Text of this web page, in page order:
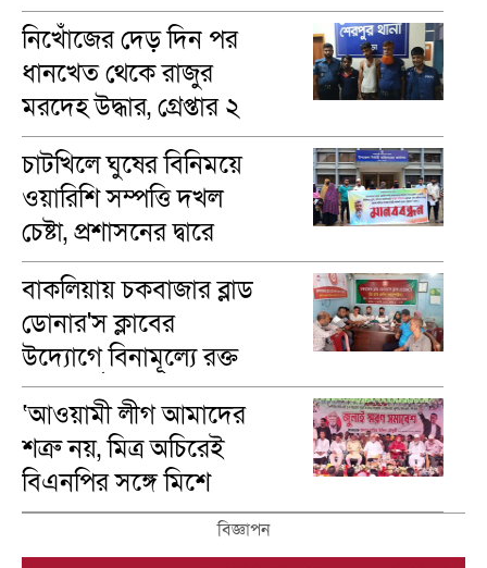
নিখোঁজের দেড় দিন পর
ধানখেত থেকে রাজুর
মরদেহ উদ্ধার, গ্রেপ্তার ২
চাটখিলে ঘুষের বিনিময়ে
ওয়ারিশি সম্পত্তি দখল
চেষ্টা, প্রশাসনের দ্বারে
ভুক্তভোগীরা
বাকলিয়ায় চকবাজার ব্লাড
ডোনার'স ক্লাবের
উদ্যোগে বিনামূল্যে রক্ত
গ্রুপ নির্ণয়
‘আওয়ামী লীগ আমাদের
শত্রু নয়, মিত্র অচিরেই
বিএনপির সঙ্গে মিশে
যাবে’—দিরাইয়ে এমপি
নাছির চৌধুরী।
বিজ্ঞাপন